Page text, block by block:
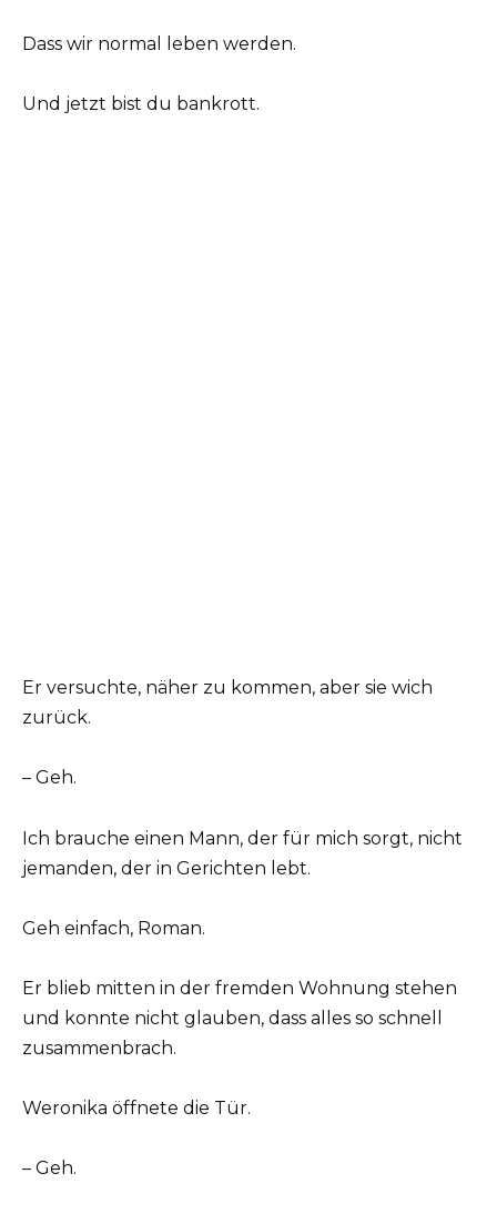
Dass wir normal leben werden.
Und jetzt bist du bankrott.
Er versuchte, näher zu kommen, aber sie wich
zurück.
– Geh.
Ich brauche einen Mann, der für mich sorgt, nicht
jemanden, der in Gerichten lebt.
Geh einfach, Roman.
Er blieb mitten in der fremden Wohnung stehen
und konnte nicht glauben, dass alles so schnell
zusammenbrach.
Weronika öffnete die Tür.
– Geh.